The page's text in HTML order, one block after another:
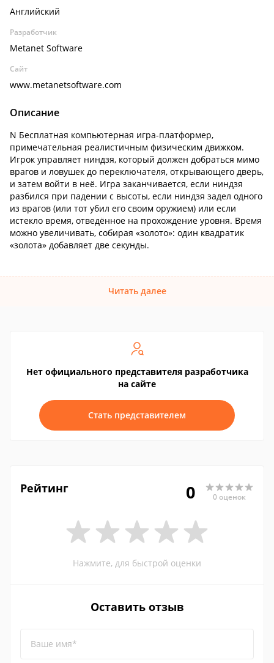
Английский
Разработчик
Metanet Software
Сайт
www.metanetsoftware.com
Описание
N Бесплатная компьютерная игра-платформер,
примечательная реалистичным физическим движком.
Игрок управляет ниндзя, который должен добраться мимо
врагов и ловушек до переключателя, открывающего дверь,
и затем войти в неё. Игра заканчивается, если ниндзя
разбился при падении с высоты, если ниндзя задел одного
из врагов (или тот убил его своим оружием) или если
истекло время, отведённое на прохождение уровня. Время
можно увеличивать, собирая «золото»: один квадратик
«золота» добавляет две секунды.
Читать далее
Нет официального представителя разработчика
на сайте
Стать представителем
Рейтинг 0 0 оценок
Нажмите, для быстрой оценки
Оставить отзыв
Ваше имя*